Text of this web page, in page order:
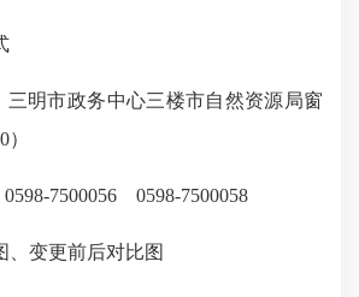
明市政务中心三楼市自然资源局窗
）
7500056 0598-7500058
变更前后对比图